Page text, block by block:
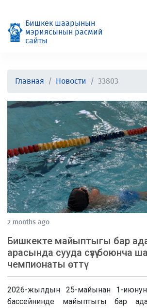
Бишкек шаарынын
мэриясынын расмий
сайты
Главная Новости 33803
2 months ago
Бишкекте майыптыгы бар
арасында сууда сүзүү боюнча
чемпионаты өттү
2026-жылдын 25-майынан 1-
бассейнинде майыптыгы бар